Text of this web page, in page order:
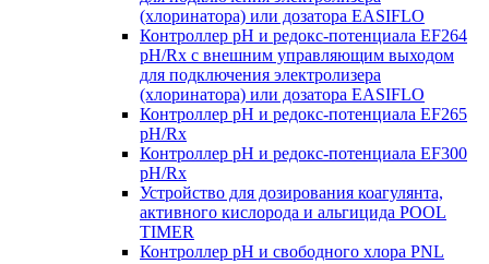
(хлоринатора) или дозатора EASIFLO
Контроллер рН и редокс-потенциала EF264
pH/Rx с внешним управляющим выходом
для подключения электролизера
(хлоринатора) или дозатора EASIFLO
Контроллер рН и редокс-потенциала EF265
pH/Rx
Контроллер рН и редокс-потенциала EF300
pH/Rx
Устройство для дозирования коагулянта,
активного кислорода и альгицида POOL
TIMER
Контроллер рН и свободного хлора PNL